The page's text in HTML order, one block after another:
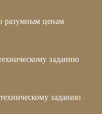
разумным ценам
заданию
заданию